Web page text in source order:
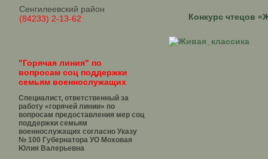
Сенгилеевский район
(84233) 2-13-62
"Горячая линия" по
вопросам соц поддержки
семьям военнослужащих
Специалист, ответственный за
работу «горячей линии» по
вопросам предоставления мер соц
поддержки семьям
военнослужащих согласно Указу
№ 100 Губернатора УОМоховая
Юлия Валерьевна
Конкурс чтецов